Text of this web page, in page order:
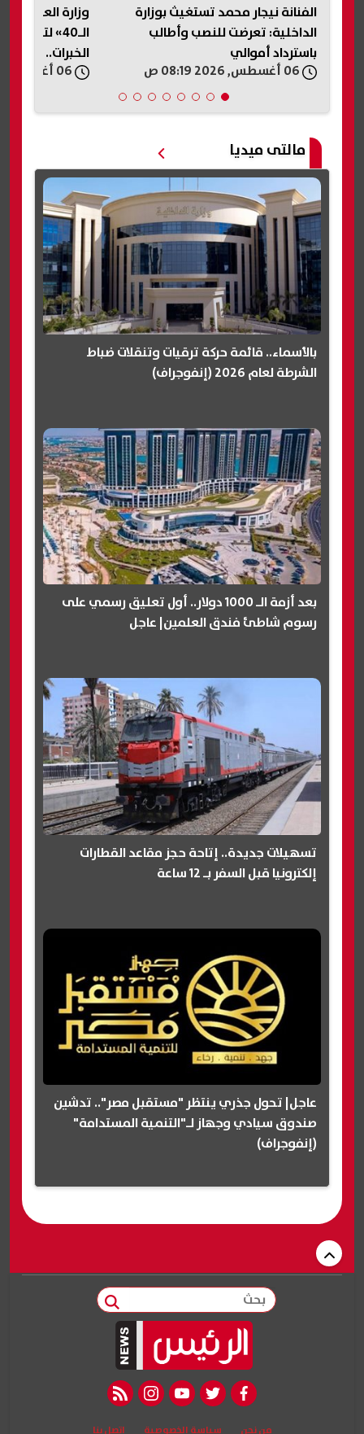
الفنانة نيجار محمد تستغيث بوزارة
الداخلية: تعرضت للنصب وأطالب
باسترداد أموالي
وزارة العمل
الـ40»
الخبرات.. اعرف
مالتى ميديا
بالأسماء.. قائمة حركة ترقيات وتنقلات ضباط
الشرطة لعام 2026 (إنفوجراف)
بعد أزمة الـ 1000 دولار.. أول تعليق رسمي على
رسوم شاطئ فندق العلمين| عاجل
تسهيلات جديدة.. إتاحة حجز مقاعد القطارات
إلكترونيا قبل السفر بـ 12 ساعة
عاجل| تحول جذري ينتظر "مستقبل مصر".. تدشين
صندوق سيادي وجهاز لـ"التنمية المستدامة"
(إنفوجراف)
بحث
facebook
twitter
youtube
instagram
rss feed
من نحن سياسة الخصوصية اتصل بنا